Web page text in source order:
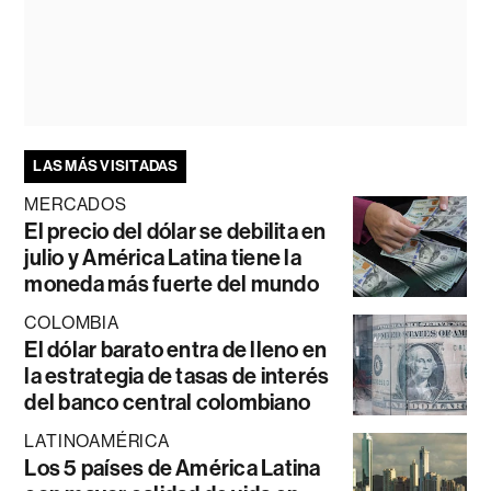
LAS MÁS VISITADAS
MERCADOS
El precio del dólar se debilita en
julio y América Latina tiene la
moneda más fuerte del mundo
COLOMBIA
El dólar barato entra de lleno en
la estrategia de tasas de interés
del banco central colombiano
LATINOAMÉRICA
Los 5 países de América Latina